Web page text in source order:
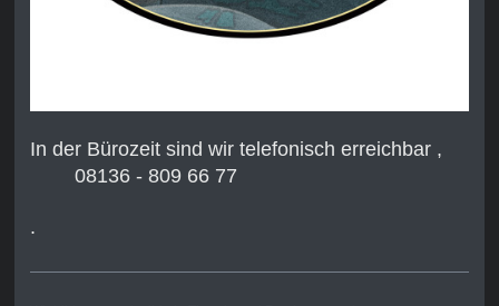
In der Bürozeit sind wir telefonisch erreichbar ,
08136 - 809 66 77
.